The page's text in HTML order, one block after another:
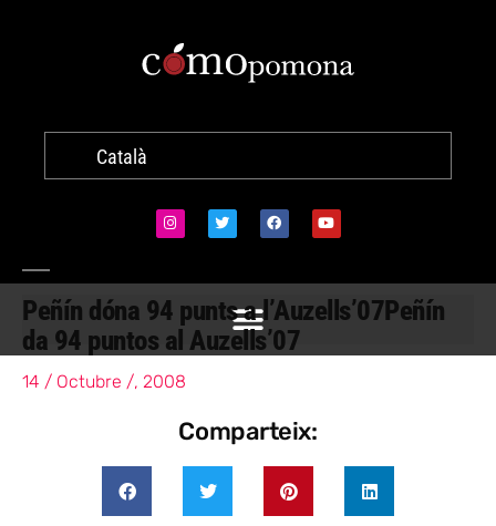
Català
Peñín dóna 94 punts a l’Auzells’07Peñín
da 94 puntos al Auzells’07
14 / Octubre /, 2008
Comparteix: